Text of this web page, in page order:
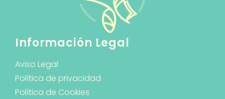
Información Legal
Aviso Legal
Política de privacidad
Política de Cookies